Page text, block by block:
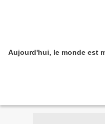
Aujourd'hui, le monde est